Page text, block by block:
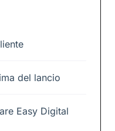
del lancio
Easy Digital